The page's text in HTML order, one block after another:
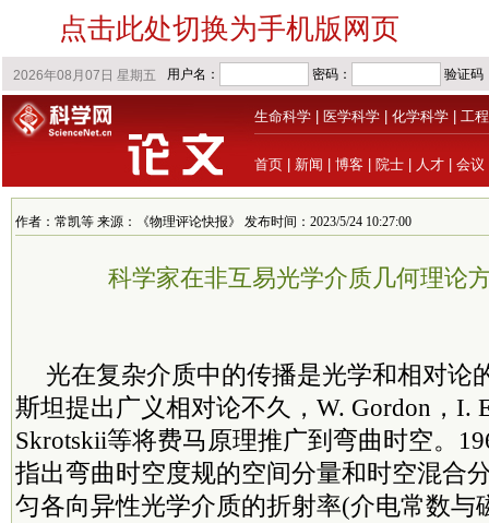
点击此处切换为手机版网页
生命科学 医学科学 化学科学 工
首页 新闻 博客 院士 人才 会议
作者：常凯等 来源：《物理评论快报》 发布时间：2023/5/24 10:27:00
科学家在非互易光学介质几何理论
光在复杂介质中的传播是光学和相对论
斯坦提出广义相对论不久，W. Gordon，I.
Skrotskii等将费马原理推广到弯曲时空。
指出弯曲时空度规的空间分量和时空混合
匀各向异性光学介质的折射率(介电常数与